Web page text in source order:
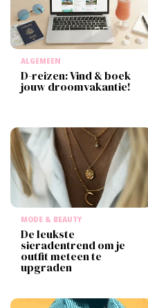
ALGEMEEN
D-reizen: Vind & boek
jouw droomvakantie!
MODE & BEAUTY
De leukste
sieradentrend om je
outfit meteen te
upgraden